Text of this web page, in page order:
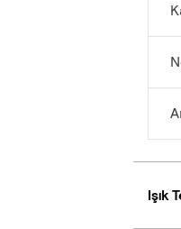
Işık